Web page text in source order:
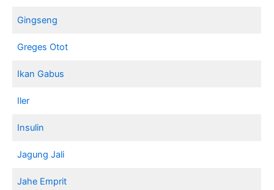
Gingseng
Greges Otot
Ikan Gabus
Iler
Insulin
Jagung Jali
Jahe Emprit